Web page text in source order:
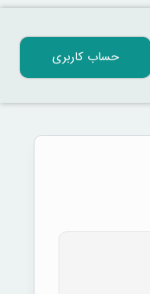
حساب کاربری